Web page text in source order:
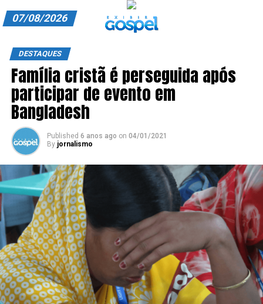
ANUNCIE CONOSCO
ASSINE
CARRINHO
EDITORIAL
ENTREVISTAS
EXPEDIENTE
FINALIZAR COMPRA
HOME
LANÇAMENTOS
07/08/2026
DESTAQUES
Família cristã é perseguida após
participar de evento em
Bangladesh
Published 6 anos ago on 04/01/2021
By jornalismo